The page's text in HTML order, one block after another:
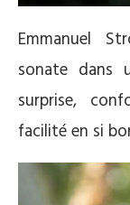
Emmanuel
sonate dans
surprise,
facilité en si